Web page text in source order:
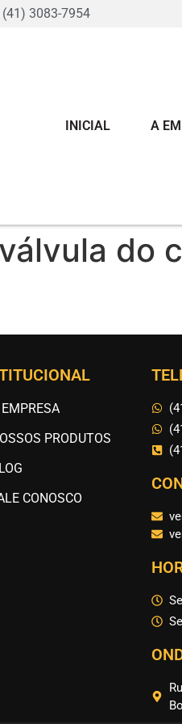
(41) 3083-7954
INICIAL A
do
PRODUTOS
CONOSCO